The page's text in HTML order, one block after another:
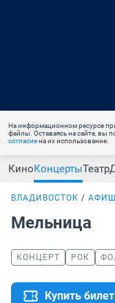
На информационном ресурсе
файлы. Оставаясь на сайте, вы
согласиена их использование.
КиноКонцертыТеатр
ВЛАДИВОСТОК
Мельница
КОНЦЕРТ РОК
Купить